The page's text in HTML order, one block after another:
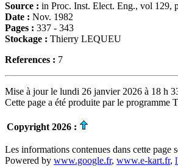
Source : in Proc. Inst. Elect. Eng., vol 129,
Date : Nov. 1982
Pages : 337 - 343
Stockage : Thierry LEQUEU
References : 7
Mise à jour le lundi 26 janvier 2026 à 18 h
Cette page a été produite par le
Copyright 2026 :
Les informations contenues dans cette page
Powered by www.google.fr, www.e-kart.fr,